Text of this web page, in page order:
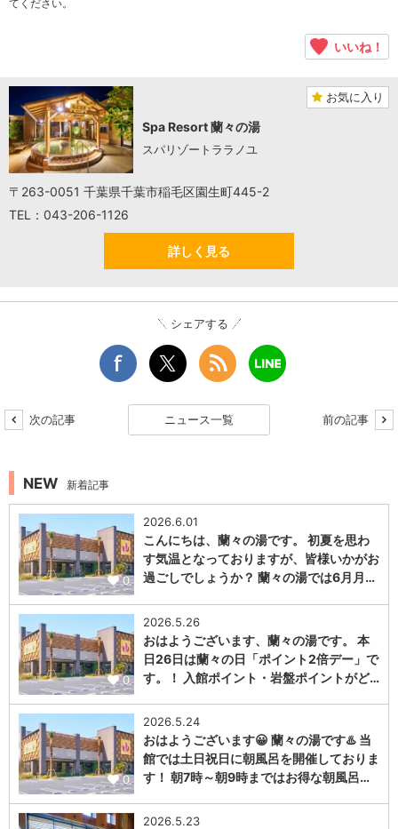
てください。
いいね！
お気に入り
Spa Resort 蘭々の湯
スパリゾートララノユ
〒263-0051 千葉県千葉市稲毛区園生町445-2
TEL：043-206-1126
詳しく見る
シェアする
次の記事 ニュース一覧 前の記事
NEW 新着記事
0
2026.6.01
こんにちは、蘭々の湯です。 初夏を思わ
す気温となっておりますが、皆様いかがお
過ごしでしょうか？ 蘭々の湯では6月月…
0
2026.5.26
おはようございます、蘭々の湯です。 本
日26日は蘭々の日「ポイント2倍デー」で
す。！ 入館ポイント・岩盤ポイントがど…
0
2026.5.24
おはようございます😀 蘭々の湯です♨️ 当
館では土日祝日に朝風呂を開催しておりま
す！ 朝7時～朝9時まではお得な朝風呂…
2026.5.23